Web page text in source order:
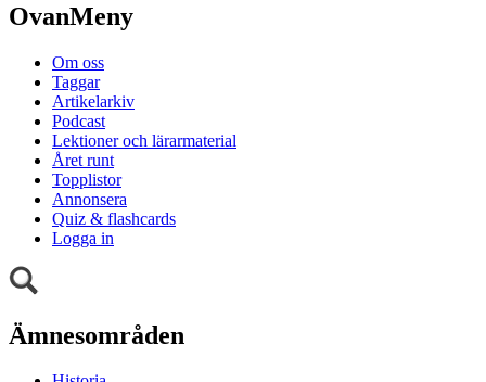
OvanMeny
Om oss
Taggar
Artikelarkiv
Podcast
Lektioner och lärarmaterial
Året runt
Topplistor
Annonsera
Quiz & flashcards
Logga in
Ämnesområden